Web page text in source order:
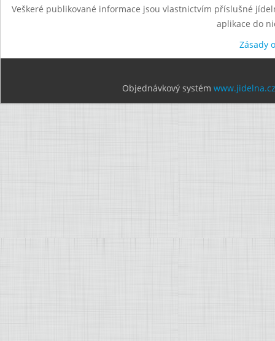
Veškeré publikované informace jsou vlastnictvím příslušné
aplikace do
Zásady
Objednávkový systém www.jidelna.cz